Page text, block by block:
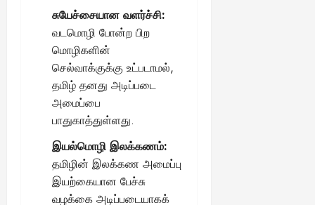
சுயேச்சையான வளர்ச்சி:
வடமொழி போன்ற பிற
மொழிகளின்
செல்வாக்குக்கு உட்படாமல்,
தமிழ் தனது அடிப்படை
அமைப்பை
பாதுகாத்துள்ளது.
இயல்மொழி இலக்கணம்:
தமிழின் இலக்கண அமைப்பு
இயற்கையான பேச்சு
வழக்கை அடிப்படையாகக்